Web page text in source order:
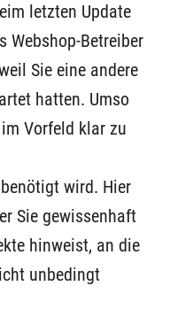
letzten Update
Webshop-Betreiber
Sie eine andere
hatten. Umso
Vorfeld klar zu
wird. Hier
Sie gewissenhaft
hinweist, an die
unbedingt